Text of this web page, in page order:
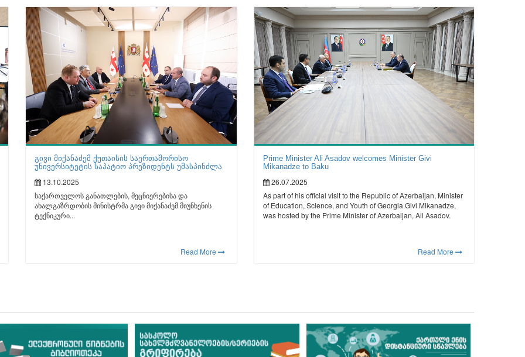
გივი მიქანაძემ ქუთაისის საერთაშორისო
უნივერსიტეტის საპატიო პრეზიდენტს უმასპინძლა
13.10.2025
საქართველოს განათლების, მეცნიერებისა და
ახალგაზრდობის მინისტრმა გივი მიქანაძემ მიუნხენის
ტექნიკური...
Read More
Prime Minister Ali Asadov welcomes Minister Givi
Mikanadze to Baku
26.07.2025
As part of his official visit to the Republic of Azerbaijan, Minister
of Education, Science, and Youth of Georgia Givi Mikanadze,
was hosted by the Prime Minister of Azerbaijan, Ali Asadov.
Read More